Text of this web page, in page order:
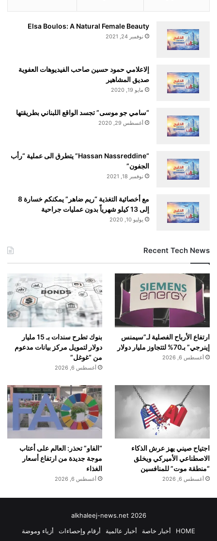
Elsa Boulos: A Natural Female Beauty
نوفمبر 24, 2021
إلاعلامي حمود حسين صاحب الفيديوهات العفوية
صديق المشاهير
مايو 19, 2020
“سامي جو موسى” تجسد الواقع اللبناني بطريقتها
أغسطس 29, 2020
“Hassan Nassreddine” يتطرق الى عملية “رأب
الجفون”
نوفمبر 18, 2021
مع أخصائية التغذية “ريم ضاهر” يمكنكم خسارة 8
إلى 13 كيلو شهرياً بدون عمليات جراحية
يوليو 10, 2020
Recent Tech News
ارتفاع الأرباح الفصلية لـ”سيمنس
إينرجي” بـ70% لتتجاوز مليار دولار
أغسطس 6, 2026
بنوك تطرح سندات بـ 15 مليار
دولار لتمويل مركز بيانات مدعوم
من “غوغل”
أغسطس 6, 2026
اجتياح صيني يهز عرش الذكاء
الاصطناعي الأميركي ويخلق
“منطقة موت” للمنافسين
أغسطس 6, 2026
“الفاو” تحذر: العالم على أعتاب
موجة جديدة من ارتفاع أسعار
الغذاء
أغسطس 6, 2026
alkhaleej-news.net 2026
HOME
أخبار خاصة أخبار عالمية أرقام وإحصاءات أزياء وموضة